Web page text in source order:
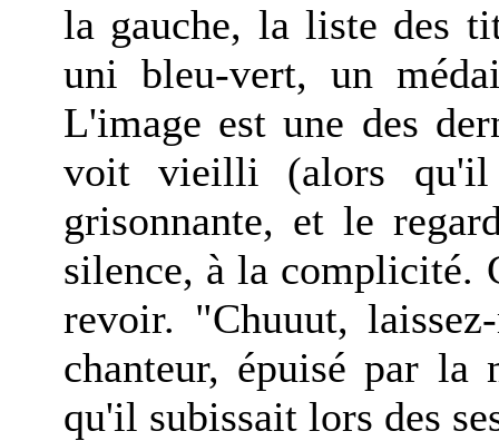
la gauche, la liste des
uni bleu-vert, un
L'image est une des
voit vieilli (alors qu'il
grisonnante, et le
silence, à la complicité.
revoir. "Chuuut,
chanteur, épuisé par la
qu'il subissait lors des